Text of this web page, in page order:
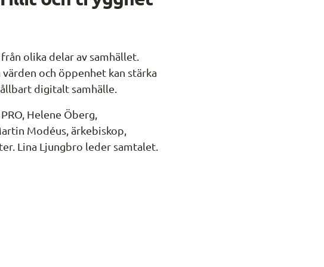
olika delar av samhället.
och öppenhet kan stärka
digitalt samhälle.
Helene Öberg,
Modéus, ärkebiskop,
Lina Ljungbro leder samtalet.